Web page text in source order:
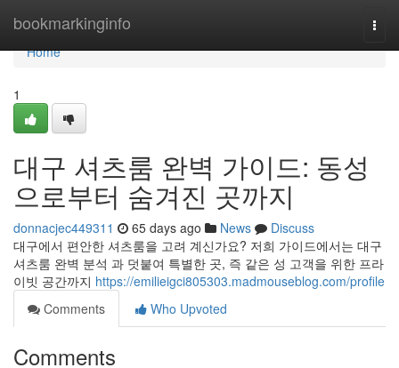
bookmarkinginfo
Home
Home
1
대구 셔츠룸 완벽 가이드: 동성
으로부터 숨겨진 곳까지
donnacjec449311 65 days ago News
Discuss
대구에서 편안한 셔츠룸을 고려 계신가요? 저희 가이드에서는 대구
셔츠룸 완벽 분석 과 덧붙여 특별한 곳, 즉 같은 성 고객을 위한 프라
이빗 공간까지 https://emilieigci805303.madmouseblog.com/profile
Comments
Who Upvoted
Comments